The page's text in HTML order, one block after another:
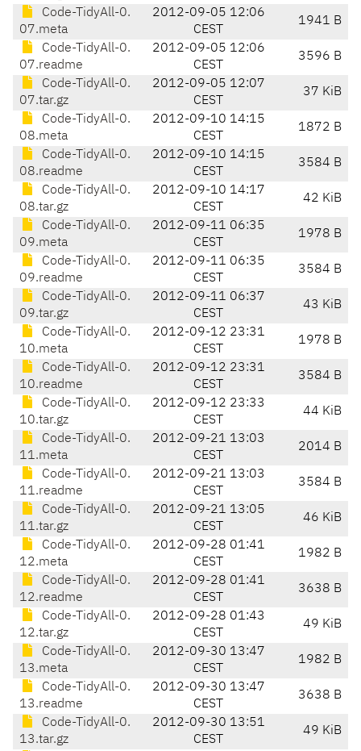
Code-TidyAll-0.
07.meta
2012-09-05 12:06
CEST
1941 B
Code-TidyAll-0.
07.readme
2012-09-05 12:06
CEST
3596 B
Code-TidyAll-0.
07.tar.gz
2012-09-05 12:07
CEST
37 KiB
Code-TidyAll-0.
08.meta
2012-09-10 14:15
CEST
1872 B
Code-TidyAll-0.
08.readme
2012-09-10 14:15
CEST
3584 B
Code-TidyAll-0.
08.tar.gz
2012-09-10 14:17
CEST
42 KiB
Code-TidyAll-0.
09.meta
2012-09-11 06:35
CEST
1978 B
Code-TidyAll-0.
09.readme
2012-09-11 06:35
CEST
3584 B
Code-TidyAll-0.
09.tar.gz
2012-09-11 06:37
CEST
43 KiB
Code-TidyAll-0.
10.meta
2012-09-12 23:31
CEST
1978 B
Code-TidyAll-0.
10.readme
2012-09-12 23:31
CEST
3584 B
Code-TidyAll-0.
10.tar.gz
2012-09-12 23:33
CEST
44 KiB
Code-TidyAll-0.
11.meta
2012-09-21 13:03
CEST
2014 B
Code-TidyAll-0.
11.readme
2012-09-21 13:03
CEST
3584 B
Code-TidyAll-0.
11.tar.gz
2012-09-21 13:05
CEST
46 KiB
Code-TidyAll-0.
12.meta
2012-09-28 01:41
CEST
1982 B
Code-TidyAll-0.
12.readme
2012-09-28 01:41
CEST
3638 B
Code-TidyAll-0.
12.tar.gz
2012-09-28 01:43
CEST
49 KiB
Code-TidyAll-0.
13.meta
2012-09-30 13:47
CEST
1982 B
Code-TidyAll-0.
13.readme
2012-09-30 13:47
CEST
3638 B
Code-TidyAll-0.
13.tar.gz
2012-09-30 13:51
CEST
49 KiB